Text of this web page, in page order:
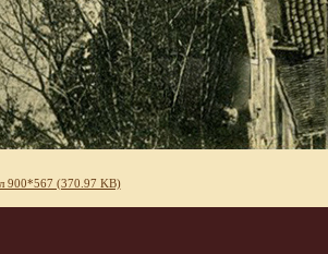
900*567 (370.97 KB)